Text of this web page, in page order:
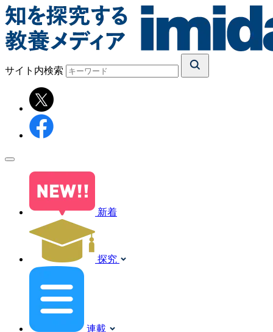
サイト内検索
新着
探究
連載